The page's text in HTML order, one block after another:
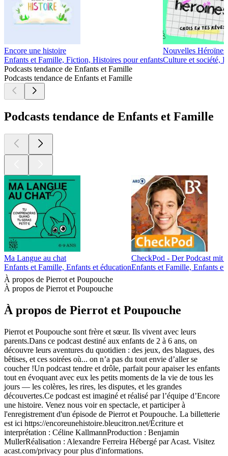
Encore une histoire
Enfants et Famille, Fiction, Histoires pour enfants
Nouvelles
Culture et société,
Podcasts tendance de Enfants et Famille
Podcasts tendance de Enfants et Famille
Podcasts tendance de Enfants et Famille
Ma Langue au chat
Enfants et Famille, Enfants et éducation
CheckPod - Der Podcast mit
Enfants et Famille, Enfants et
À propos de Pierrot et Poupouche
À propos de Pierrot et Poupouche
À propos de Pierrot et Poupouche
Pierrot et Poupouche sont frère et sœur. Ils vivent avec leurs
parents.Dans ce podcast destiné aux enfants de 2 à 6 ans, on
découvre leurs aventures du quotidien : des jeux, des blagues, des
bêtises, et ces soirées où... on n’a pas du tout envie d’aller se
coucher !Un podcast tendre et drôle, parfait pour apaiser les enfants
tout en évoquant avec eux les petits moments de la vie de tous les
jours — les colères, les rires, les disputes, et les grandes
découvertes.Ce podcast est imaginé et réalisé par l’équipe d’Encore
une histoire. Venez nous voir en spectacle, et participer à
l'enregistrement d'un épisode de Pierrot et Poupouche. La billetterie
est ici https://encoreunehistoire.bleucitron.net/Écriture et
interprétation : Céline KallmannProduction : Benjamin
MullerRéalisation : Alexandre Ferreira Hébergé par Acast. Visitez
acast.com/privacy pour plus d'informations.